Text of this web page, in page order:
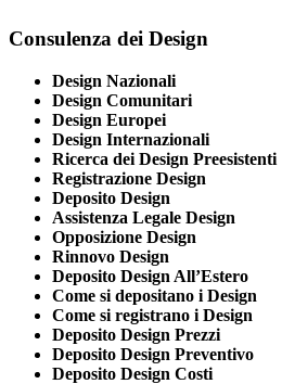
Consulenza dei Design
Design Nazionali
Design Comunitari
Design Europei
Design Internazionali
Ricerca dei Design Preesistenti
Registrazione Design
Deposito Design
Assistenza Legale Design
Opposizione Design
Rinnovo Design
Deposito Design All’Estero
Come si depositano i Design
Come si registrano i Design
Deposito Design Prezzi
Deposito Design Preventivo
Deposito Design Costi